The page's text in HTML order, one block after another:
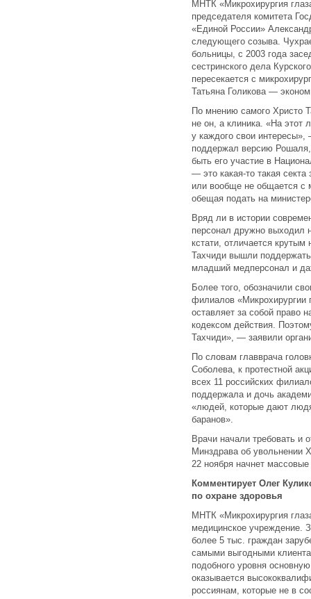
МНТК «Микрохирургия
председателя комитета
«Единой России»
следующего созыва.
больницы, с 2003 года
сестринского дела
пересекается с
Татьяна Голикова —
По мнению самого Христо
не он, а клиника. «На этот
у каждого свои
поддержал версию
быть его участие в
— это какая-то такая
или вообще не общается с
обещая подать на
Вряд ли в истории
персонал дружно выходил
кстати, отличается
Тахчиди вышли
младший медперсонал и
Более того, обозначили
филиалов «Микрохирургии
оставляет за собой право
кодексом действия.
Тахчиди», — заявили
По словам главврача
Соболева, к протестной
всех 11 российских
поддержала и дочь
«людей, которые дают
баранов».
Врачи начали требовать и
Минздрава об увольнении
22 ноября начнет
Комментирует Олег
по охране здоровья
МНТК «Микрохирургия
медицинское учреждение.
более 5 тыс. граждан
самыми выгодными
подобного уровня
оказывается
россиянам, которые не в